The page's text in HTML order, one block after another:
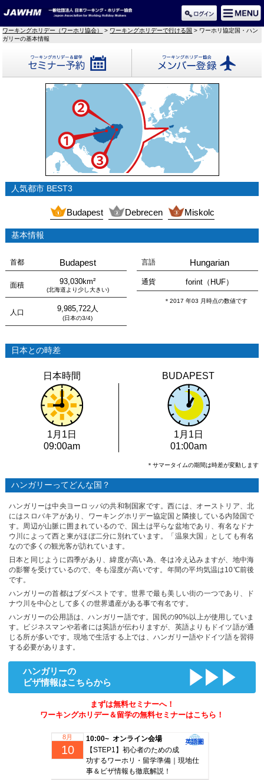
ワーキングホリデー（ワーホリ協会） > ワーキングホリデーで行ける国 > ワーホリ協定国・ハン
ガリーの基本情報
セミナー予約 メンバー登録
人気都市 BEST3
Budapest Debrecen Miskolc
基本情報
首都 Budapest
面積 93,030km²
(北海道より少し大きい)
人口 9,985,722人
(日本の3/4)
言語 Hungarian
通貨 forint（HUF）
＊2017 年03 月時点の数値です
日本との時差
日本時間 BUDAPEST
1月1日
09:00am
1月1日
01:00am
＊サマータイムの期間は時差が変動します
ハンガリーってどんな国？
ハンガリーは中央ヨーロッパの共和制国家です。西には、オーストリア、北
にはスロバキアがあり、ワーキングホリデー協定国と隣接している内陸国で
す。周辺が山脈に囲まれているので、国土は平らな盆地であり、有名なドナ
ウ川によって西と東がほぼ二分に別れています。「温泉大国」としても有名
なので多くの観光客が訪れています。
日本と同じように四季があり、緯度が高い為、冬は冷え込みますが、地中海
の影響を受けているので、冬も湿度が高いです。年間の平均気温は10℃前後
です。
ハンガリーの首都はブダペストです。世界で最も美しい街の一つであり、ド
ナウ川を中心として多くの世界遺産がある事で有名です。
ハンガリーの公用語は、ハンガリー語です。国民の90%以上が使用していま
す。ビジネスマンや若者には英語が伝わりますが、英語よりもドイツ語が通
じる所が多いです。現地で生活する上では、ハンガリー語やドイツ語を習得
する必要があります。
ハンガリーの
ビザ情報はこちらから
まずは無料セミナーへ！
ワーキングホリデー＆留学の無料セミナーはこちら！
8月
10
10:00~ オンライン会場
【STEP1】初心者のための成
功するワーホリ・留学準備｜現地仕
事＆ビザ情報も徹底解説！